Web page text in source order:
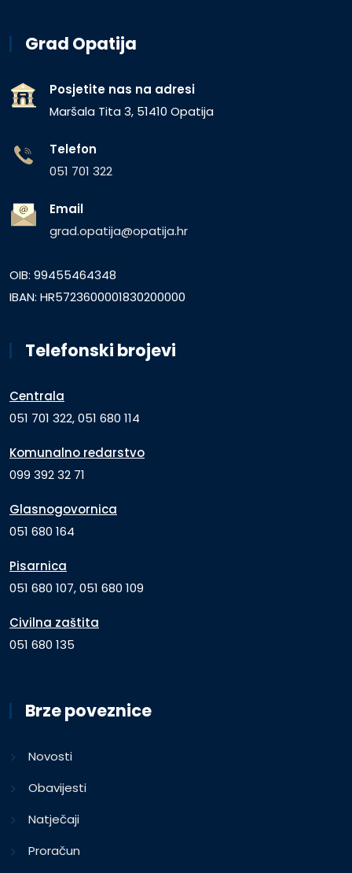
Grad Opatija
Posjetite nas na adresi
Maršala Tita 3, 51410 Opatija
Telefon
051 701 322
Email
grad.opatija@opatija.hr
OIB: 99455464348
IBAN: HR5723600001830200000
Telefonski brojevi
Centrala
051 701 322, 051 680 114
Komunalno redarstvo
099 392 32 71
Glasnogovornica
051 680 164
Pisarnica
051 680 107, 051 680 109
Civilna zaštita
051 680 135
Brze poveznice
Novosti
Obavijesti
Natječaji
Proračun